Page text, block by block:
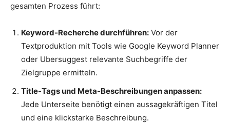
gesamten Prozess führt:
Keyword-Recherche durchführen: Vor der
Textproduktion mit Tools wie Google Keyword Planner
oder Ubersuggest relevante Suchbegriffe der
Zielgruppe ermitteln.
Title-Tags und Meta-Beschreibungen anpassen:
Jede Unterseite benötigt einen aussagekräftigen Titel
und eine klickstarke Beschreibung.